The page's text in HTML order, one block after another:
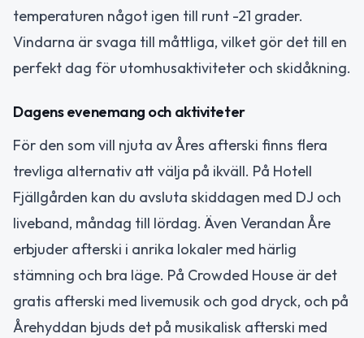
temperaturen något igen till runt -21 grader.
Vindarna är svaga till måttliga, vilket gör det till en
perfekt dag för utomhusaktiviteter och skidåkning.
Dagens evenemang och aktiviteter
För den som vill njuta av Åres afterski finns flera
trevliga alternativ att välja på ikväll. På Hotell
Fjällgården kan du avsluta skiddagen med DJ och
liveband, måndag till lördag. Även Verandan Åre
erbjuder afterski i anrika lokaler med härlig
stämning och bra läge. På Crowded House är det
gratis afterski med livemusik och god dryck, och på
Årehyddan bjuds det på musikalisk afterski med